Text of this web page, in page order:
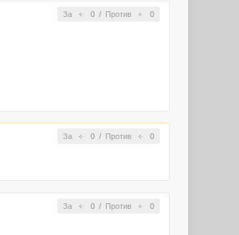
За 0/ Против 0
За 0/ Против 0
За 0/ Против 0